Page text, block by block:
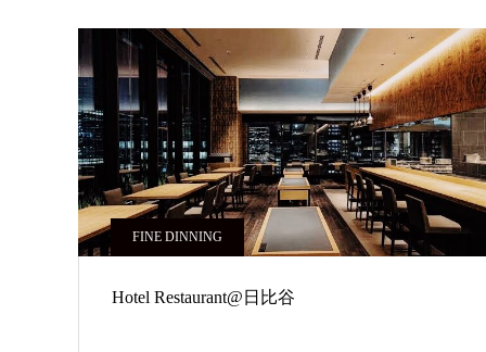
FINE DINNING
Hotel Restaurant@日比谷